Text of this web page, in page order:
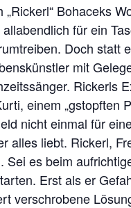
Bohaceks
für ein
Doch statt
mit
Rickerls
einem „gstopften
nicht einmal für
alles liebt. Rickerl,
es beim
Erst als er
verschrobene